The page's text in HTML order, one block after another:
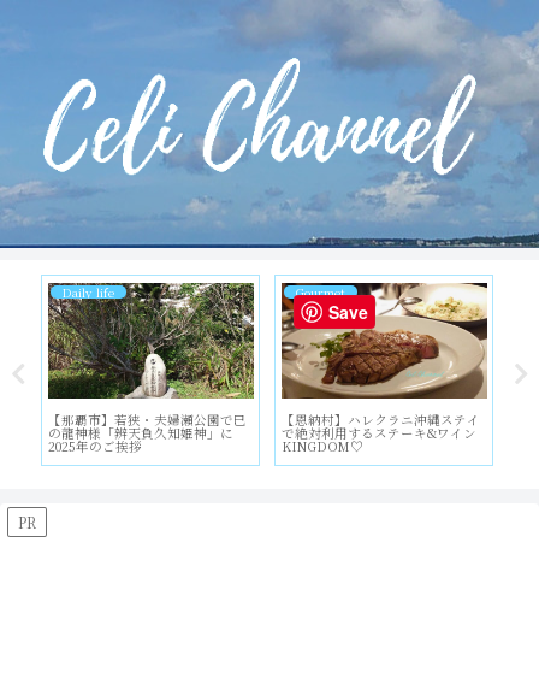
Daily life
【那覇市】TギャラリアCartier閉
店、VCA12月撤退！今までありが
とう
Hotel and Resort
【小浜島】空と海の表情に癒され
る🩷はいむるぶしのバススイート
が最高すぎる！
PR
Save